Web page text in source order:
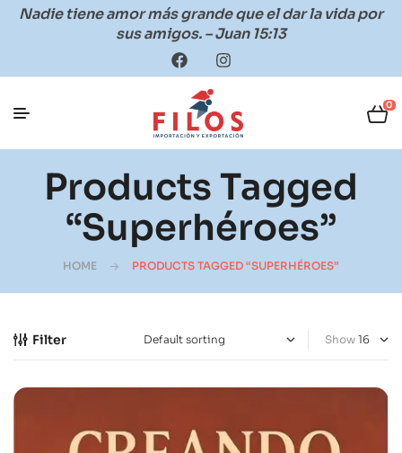
Nadie tiene amor más grande que el dar la vida por
sus amigos. – Juan 15:13
0
Products Tagged
“superhéroes”
HOME PRODUCTS TAGGED “SUPERHÉROES”
Filter Show